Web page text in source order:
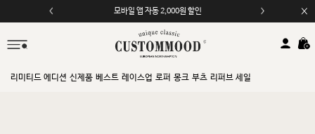
모바일 앱 자동 2,000원 할인
리미티드 에디션 신제품 베스트 레이스업 로퍼 몽크 부츠 리퍼브 세일